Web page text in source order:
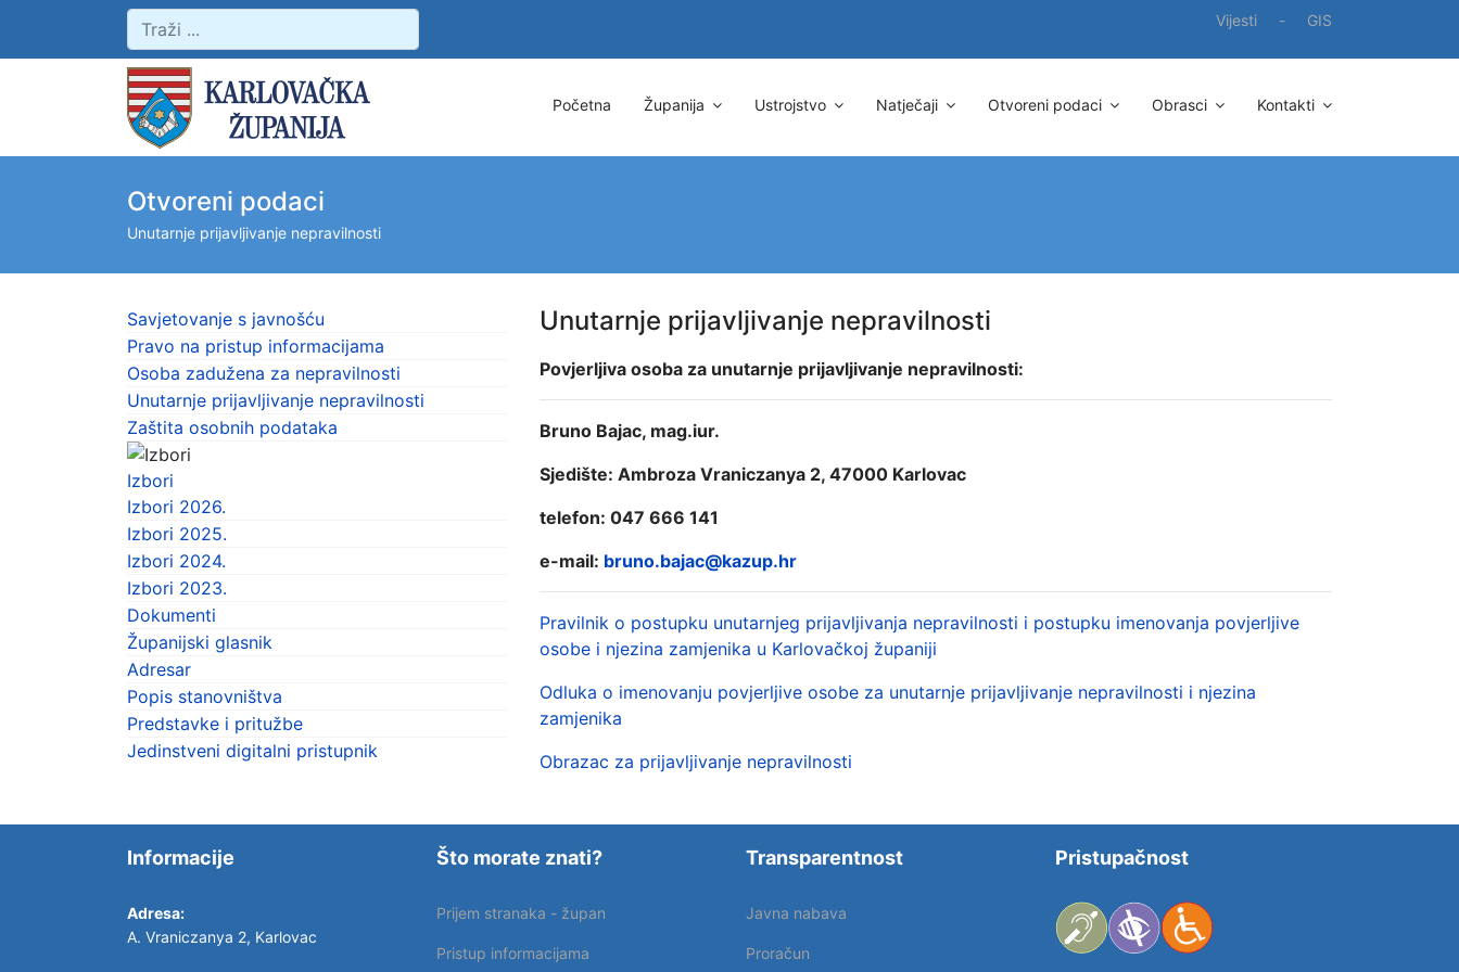
Vijesti - GIS
Početna Županija Ustrojstvo Natječaji Otvoreni podaci Obrasci Kontakti
Otvoreni podaci
Unutarnje prijavljivanje nepravilnosti
Savjetovanje s javnošću
Pravo na pristup informacijama
Osoba zadužena za nepravilnosti
Unutarnje prijavljivanje nepravilnosti
Zaštita osobnih podataka
Izbori
Izbori 2026.
Izbori 2025.
Izbori 2024.
Izbori 2023.
Dokumenti
Županijski glasnik
Adresar
Popis stanovništva
Predstavke i pritužbe
Jedinstveni digitalni pristupnik
Unutarnje prijavljivanje nepravilnosti
Povjerljiva osoba za unutarnje prijavljivanje nepravilnosti:
Bruno Bajac, mag.iur.
Sjedište: Ambroza Vraniczanya 2, 47000 Karlovac
telefon: 047 666 141
e-mail: bruno.bajac@kazup.hr
Pravilnik o postupku unutarnjeg prijavljivanja nepravilnosti i postupku imenovanja povjerljive
osobe i njezina zamjenika u Karlovačkoj županiji
Odluka o imenovanju povjerljive osobe za unutarnje prijavljivanje nepravilnosti i njezina
zamjenika
Obrazac za prijavljivanje nepravilnosti
Informacije
Adresa:
A. Vraniczanya 2, Karlovac
Što morate znati?
Prijem stranaka - župan
Pristup informacijama
Transparentnost
Javna nabava
Proračun
Pristupačnost